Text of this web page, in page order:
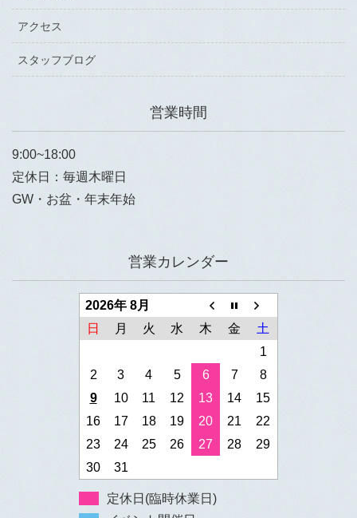
アクセス
スタッフブログ
営業時間
9:00~18:00
定休日：毎週木曜日
GW・お盆・年末年始
営業カレンダー
2026年 8月
日
月 火 水 木 金
土
1
2
3 4 5 6 7
8
9
10 11 12 13 14
15
16
17 18 19 20 21
22
23
24 25 26 27 28
29
30
31
定休日(臨時休業日)